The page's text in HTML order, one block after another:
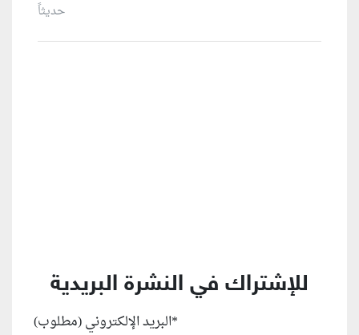
للإشتراك في النشرة البريدية
البريد الإلكتروني (مطلوب)*